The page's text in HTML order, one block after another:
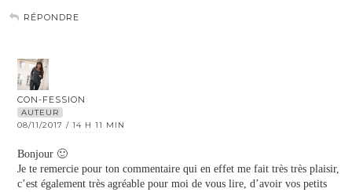
RÉPONDRE
CON-FESSION
AUTEUR
08/11/2017 / 14 H 11 MIN
Bonjour 🙂
Je te remercie pour ton commentaire qui en effet me fait très très plaisir,
c’est également très agréable pour moi de vous lire, d’avoir vos petits